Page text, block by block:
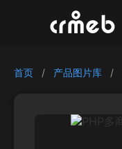
首页 / 产品图片库 /